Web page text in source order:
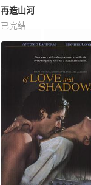
再造山河
已完结